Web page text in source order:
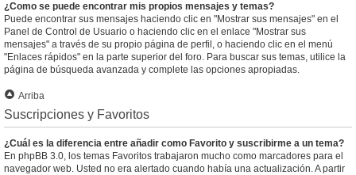
¿Como se puede encontrar mis propios mensajes y temas?
Puede encontrar sus mensajes haciendo clic en "Mostrar sus mensajes" en el
Panel de Control de Usuario o haciendo clic en el enlace "Mostrar sus
mensajes" a través de su propio página de perfil, o haciendo clic en el menú
"Enlaces rápidos" en la parte superior del foro. Para buscar sus temas, utilice la
página de búsqueda avanzada y complete las opciones apropiadas.
Arriba
Suscripciones y Favoritos
¿Cuál es la diferencia entre añadir como Favorito y suscribirme a un tema?
En phpBB 3.0, los temas Favoritos trabajaron mucho como marcadores para el
navegador web. Usted no era alertado cuando había una actualización. A partir